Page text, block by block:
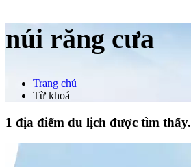
núi răng cưa
Trang chủ
Từ khoá
1 địa điểm du lịch được tìm thấy.